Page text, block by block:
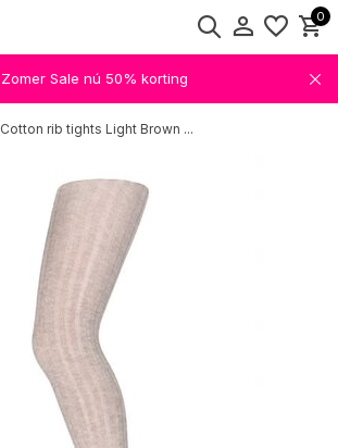
0
Zomer Sale nú 50% korting
Cotton rib tights Light Brown ...